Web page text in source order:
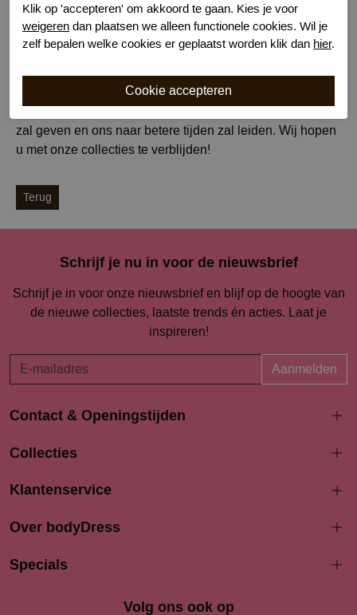
geeft warmte en een romantische touch aan het geheel.
Uiteraard geeft de natuur ons dit seizoen ook een
vooral ook vrolijke bloemen prints.
Wij kijken uit naar dit seizoen dat ons energie en vreugde
zal geven en ons naar betere tijden zal leiden. Wij hopen
u met onze collecties te verblijden!
Terug
Schrijf je nu in voor de nieuwsbrief
Schrijf je in voor onze nieuwsbrief en blijf op de hoogte van
de nieuwe collecties, laatste trends én acties. Laat je
inspireren!
Aanmelden
Contact & Openingstijden
Langestraat 94-96
033 4690704
Openingstijden
Maandag 13:00 - 17:30
Collecties
Klantenservice
Over bodyDress
Specials
Volg ons ook op
Klik op 'accepteren' om akkoord te gaan. Kies je voor
weigeren dan plaatsen we alleen functionele cookies. Wil je
zelf bepalen welke cookies er geplaatst worden klik dan hier.